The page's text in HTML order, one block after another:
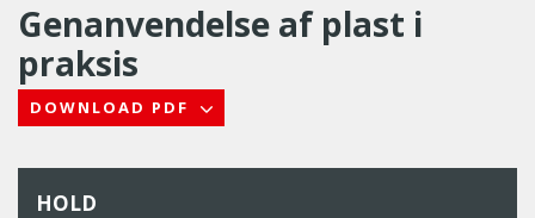
Genanvendelse af plast i
praksis
DOWNLOAD PDF
HOLD